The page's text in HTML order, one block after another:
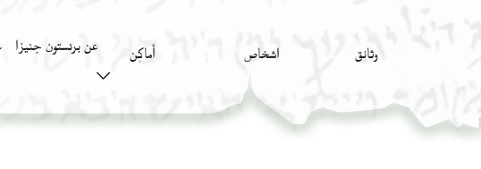
وثائق اشخاص أَماكِن عن برنستون جنيزا